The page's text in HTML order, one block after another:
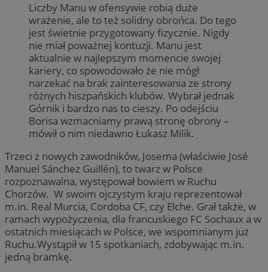
Liczby Manu w ofensywie robią duże
wrażenie, ale to też solidny obrońca. Do tego
jest świetnie przygotowany fizycznie. Nigdy
nie miał poważnej kontuzji. Manu jest
aktualnie w najlepszym momencie swojej
kariery, co spowodowało że nie mógł
narzekać na brak zainteresowania ze strony
różnych hiszpańskich klubów. Wybrał jednak
Górnik i bardzo nas to cieszy. Po odejściu
Borisa wzmacniamy prawą stronę obrony –
mówił o nim niedawno Łukasz Milik.
Trzeci z nowych zawodników, Josema (właściwie José
Manuel Sánchez Guillén), to twarz w Polsce
rozpoznawalna, występował bowiem w Ruchu
Chorzów. W swoim ojczystym kraju reprezentował
m.in. Real Murcia, Cordoba CF, czy Elche. Grał także, w
ramach wypożyczenia, dla francuskiego FC Sochaux a w
ostatnich miesiącach w Polsce, we wspomnianym już
Ruchu.Wystąpił w 15 spotkaniach, zdobywając m.in.
jedną bramkę.